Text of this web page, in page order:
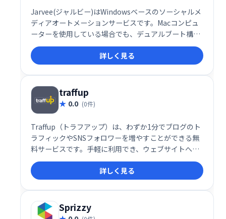
Jarvee(ジャルビー)はWindowsベースのソーシャルメ
ディアオートメーションサービスです。Macコンピュ
ーターを使用している場合でも、デュアルブート構成
を選択するか、WindowsベースのVPNで操作すれば、
ソフトウェアを使用できます。
詳しく見る
traffup
0.0 (0件)
Traffup（トラフアップ）は、わずか1分でブログのト
ラフィックやSNSフォロワーを増やすことができる無
料サービスです。手軽に利用でき、ウェブサイトへの
アクセス数やSNSのエンゲージメント向上を支援しま
す。ブログ運営者やSNSアカウント保有者にとって、
集客促進に役立つ強力なツールです。
詳しく見る
Sprizzy